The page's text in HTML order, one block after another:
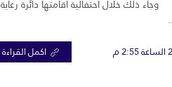
ذلك خلال احتفالية أقامتها دائرة رعاية
اكمل القراءة